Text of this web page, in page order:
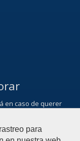
para
en caso de querer